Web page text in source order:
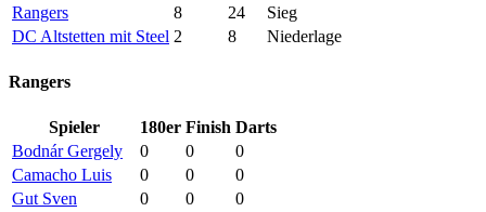
Rangers
8 24
Sieg
DC Altstetten mit Steel 2 8 Niederlage
Rangers
Spieler 180er Finish Darts
Bodnár Gergely
0 0
0
Camacho Luis
0 0
0
Gut Sven
0 0
0